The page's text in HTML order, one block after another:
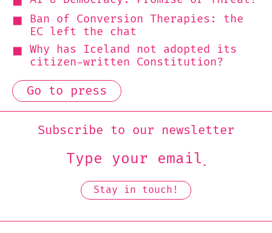
Go to press
Ban of Conversion Therapies: the
EC left the chat
Why has Iceland not adopted its
citizen-written Constitution?
Subscribe to our newsletter